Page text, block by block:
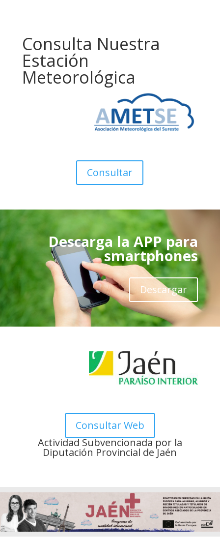
Consulta Nuestra
Estación
Meteorológica
Consultar
Descarga la APP para
smartphones
Descargar
Consultar Web
Actividad Subvencionada por la
Diputación Provincial de Jaén